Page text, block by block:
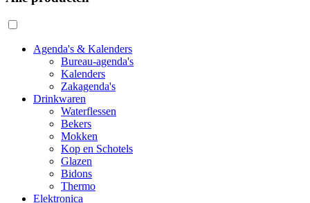
Agenda's & Kalenders
Bureau-agenda's
Kalenders
Zakagenda's
Drinkwaren
Waterflessen
Bekers
Mokken
Kop en Schotels
Glazen
Bidons
Thermo
Elektronica